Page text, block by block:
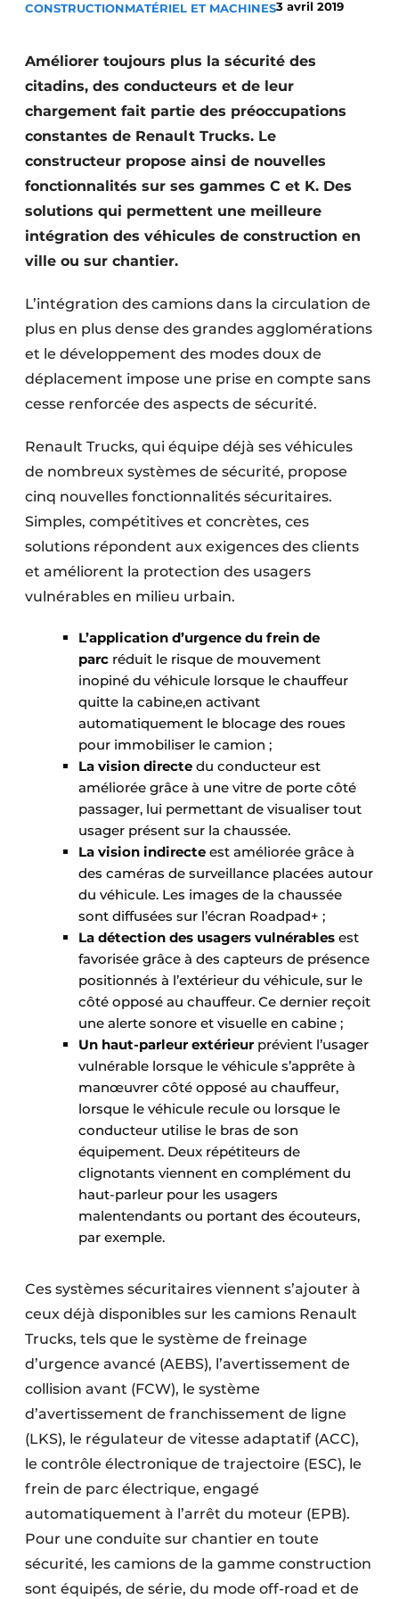
Construction bois
Contrôle d’accès
Éclairage
Fondations
Façades
Géotextiles
Infrastructures souterraines et égouttage
Rénovation
Sécurité incendie
Software
Techniques ferroviaires
CONSTRUCTIONMATÉRIEL ET MACHINES3 avril 2019
Améliorer toujours plus la sécurité des
citadins, des conducteurs et de leur
chargement fait partie des préoccupations
constantes de Renault Trucks. Le
constructeur propose ainsi de nouvelles
fonctionnalités sur ses gammes C et K. Des
solutions qui permettent une meilleure
intégration des véhicules de construction en
ville ou sur chantier.
L’intégration des camions dans la circulation de
plus en plus dense des grandes agglomérations
et le développement des modes doux de
déplacement impose une prise en compte sans
cesse renforcée des aspects de sécurité.
Renault Trucks, qui équipe déjà ses véhicules
de nombreux systèmes de sécurité, propose
cinq nouvelles fonctionnalités sécuritaires.
Simples, compétitives et concrètes, ces
solutions répondent aux exigences des clients
et améliorent la protection des usagers
vulnérables en milieu urbain.
L’application d’urgence du frein de
parc réduit le risque de mouvement
inopiné du véhicule lorsque le chauffeur
quitte la cabine,en activant
automatiquement le blocage des roues
pour immobiliser le camion ;
La vision directe du conducteur est
améliorée grâce à une vitre de porte côté
passager, lui permettant de visualiser tout
usager présent sur la chaussée.
La vision indirecte est améliorée grâce à
des caméras de surveillance placées autour
du véhicule. Les images de la chaussée
sont diffusées sur l’écran Roadpad+ ;
La détection des usagers vulnérables est
favorisée grâce à des capteurs de présence
positionnés à l’extérieur du véhicule, sur le
côté opposé au chauffeur. Ce dernier reçoit
une alerte sonore et visuelle en cabine ;
Un haut-parleur extérieur prévient l’usager
vulnérable lorsque le véhicule s’apprête à
manœuvrer côté opposé au chauffeur,
lorsque le véhicule recule ou lorsque le
conducteur utilise le bras de son
équipement. Deux répétiteurs de
clignotants viennent en complément du
haut-parleur pour les usagers
malentendants ou portant des écouteurs,
par exemple.
Ces systèmes sécuritaires viennent s’ajouter à
ceux déjà disponibles sur les camions Renault
Trucks, tels que le système de freinage
d’urgence avancé (AEBS), l’avertissement de
collision avant (FCW), le système
d’avertissement de franchissement de ligne
(LKS), le régulateur de vitesse adaptatif (ACC),
le contrôle électronique de trajectoire (ESC), le
frein de parc électrique, engagé
automatiquement à l’arrêt du moteur (EPB).
Pour une conduite sur chantier en toute
sécurité, les camions de la gamme construction
sont équipés, de série, du mode off-road et de